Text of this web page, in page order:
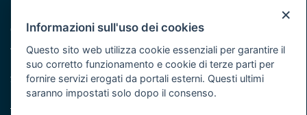
Cookie e privacy
Atti di notifica
Feed RSS
Servizi Intranet
×
Informazioni sull'uso dei cookies
Questo sito web utilizza cookie essenziali per garantire il
suo corretto funzionamento e cookie di terze parti per
fornire servizi erogati da portali esterni. Questi ultimi
saranno impostati solo dopo il consenso.